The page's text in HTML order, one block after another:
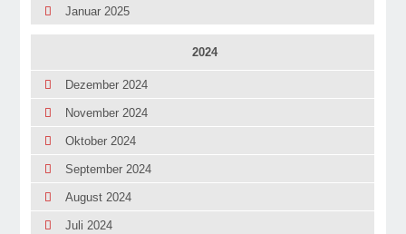
Januar 2025
2024
Dezember 2024
November 2024
Oktober 2024
September 2024
August 2024
Juli 2024